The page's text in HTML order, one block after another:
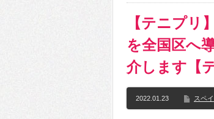
【テニプリ
を全国区へ
介します【
2022.01.23 スペ